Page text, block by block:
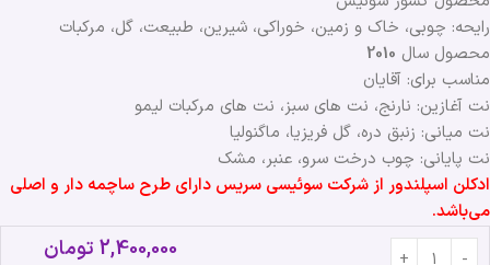
رایحه: چوبی، خاک و زمین، خوراکی، شیرین، طبیعت، گل، مرکبات
محصول سال 2010
مناسب برای: آقایان
نت آغازین: نارنج، نت های سبز، نت های مرکبات لیمو
نت میانی: زنبق دره، گل فریزیا، ماگنولیا
نت پایانی: چوب درخت سرو، عنبر، مشک
ادکلن اسپلندور از شرکت سوئیسی سریس دارای طرح ساچمه دار و اصلی
می‌باشد.
2,400,000 تومان